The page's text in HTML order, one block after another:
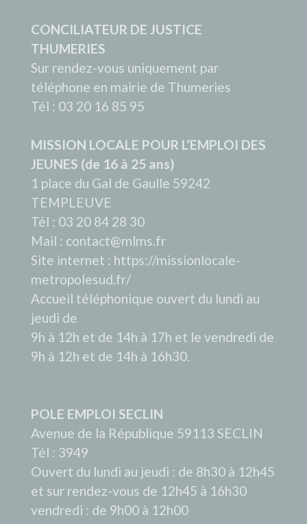
CONCILIATEUR DE JUSTICE
THUMERIES
Sur rendez-vous uniquement par
téléphone en mairie de Thumeries
Tél : 03 20 16 85 95
MISSION LOCALE POUR L’EMPLOI DES
JEUNES (de 16 à 25 ans)
1 place du Gal de Gaulle 59242
TEMPLEUVE
Tél : 03 20 84 28 30
Mail : contact@mlms.fr
Site internet : https://missionlocale-
metropolesud.fr/
Accueil téléphonique ouvert du lundi au
jeudi de
9h à 12h et de 14h à 17h et le vendredi de
9h à 12h et de 14h à 16h30.
POLE EMPLOI SECLIN
Avenue de la République 59113 SECLIN
Tél : 3949
Ouvert du lundi au jeudi : de 8h30 à 12h45
et sur rendez-vous de 12h45 à 16h30
vendredi : de 9h00 à 12h00